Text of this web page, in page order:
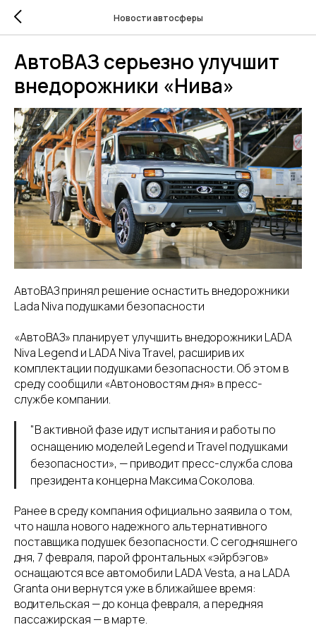
Новости автосферы
АвтоВАЗ серьезно улучшит
внедорожники «Нива»
АвтоВАЗ принял решение оснастить внедорожники
Lada Niva подушками безопасности
«АвтоВАЗ» планирует улучшить внедорожники LADA
Niva Legend и LADA Niva Travel, расширив их
комплектации подушками безопасности. Об этом в
среду сообщили «Автоновостям дня» в пресс-
службе компании.
"В активной фазе идут испытания и работы по
оснащению моделей Legend и Travel подушками
безопасности», — приводит пресс-служба слова
президента концерна Максима Соколова.
Ранее в среду компания официально заявила о том,
что нашла нового надежного альтернативного
поставщика подушек безопасности. С сегодняшнего
дня, 7 февраля, парой фронтальных «эйрбэгов»
оснащаются все автомобили LADA Vesta, а на LADA
Granta они вернутся уже в ближайшее время:
водительская — до конца февраля, а передняя
пассажирская — в марте.